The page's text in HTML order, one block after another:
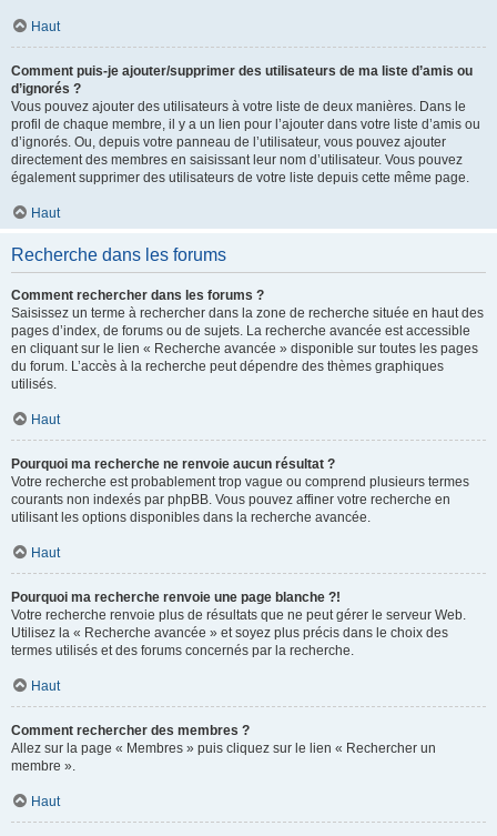
Haut
Comment puis-je ajouter/supprimer des utilisateurs de ma liste d’amis ou
d’ignorés ?
Vous pouvez ajouter des utilisateurs à votre liste de deux manières. Dans le
profil de chaque membre, il y a un lien pour l’ajouter dans votre liste d’amis ou
d’ignorés. Ou, depuis votre panneau de l’utilisateur, vous pouvez ajouter
directement des membres en saisissant leur nom d’utilisateur. Vous pouvez
également supprimer des utilisateurs de votre liste depuis cette même page.
Haut
Recherche dans les forums
Comment rechercher dans les forums ?
Saisissez un terme à rechercher dans la zone de recherche située en haut des
pages d’index, de forums ou de sujets. La recherche avancée est accessible
en cliquant sur le lien « Recherche avancée » disponible sur toutes les pages
du forum. L’accès à la recherche peut dépendre des thèmes graphiques
utilisés.
Haut
Pourquoi ma recherche ne renvoie aucun résultat ?
Votre recherche est probablement trop vague ou comprend plusieurs termes
courants non indexés par phpBB. Vous pouvez affiner votre recherche en
utilisant les options disponibles dans la recherche avancée.
Haut
Pourquoi ma recherche renvoie une page blanche ?!
Votre recherche renvoie plus de résultats que ne peut gérer le serveur Web.
Utilisez la « Recherche avancée » et soyez plus précis dans le choix des
termes utilisés et des forums concernés par la recherche.
Haut
Comment rechercher des membres ?
Allez sur la page « Membres » puis cliquez sur le lien « Rechercher un
membre ».
Haut